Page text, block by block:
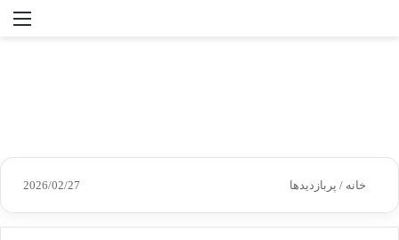
جستجو
خانه / پربازدیدها 2026/02/27